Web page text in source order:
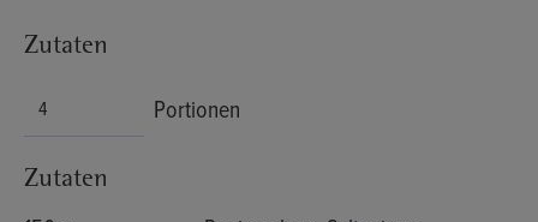
Zutaten
Portionen
Zutaten